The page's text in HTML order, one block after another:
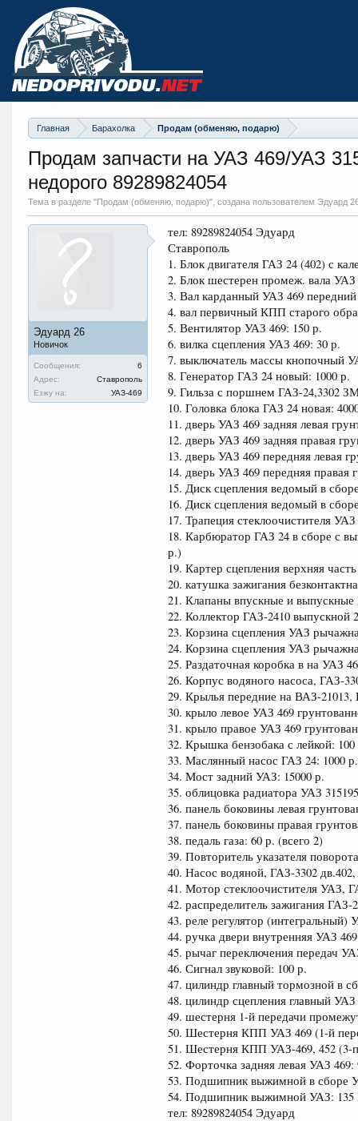
Главная Барахолка Продам (обменяю, подарю)
Продам запчасти на УАЗ 469/УАЗ
недорого 89289824054
Тема в разделе "Продам (обменяю, подарю)", создана пользователем Эдуард
Эдуард 26
Новичок
Сообщения:
6
Адрес:
Ставрополь
Езжу на:
УАЗ-469
тел: 89289824054 Эдуард
Ставрополь
1. Блок двигателя ГАЗ 24 (402) с
2. Блок шестерен промеж. вала УАЗ
3. Вал карданный УАЗ 469
4. вал первичный КПП старого
5. Вентилятор УАЗ 469: 150 р.
6. вилка сцепления УАЗ 469: 30 р.
7. выключатель массы кнопочный
8. Генератор ГАЗ 24 новый: 1000 р.
9. Гильза с поршнем ГАЗ-24,3302
10. Головка блока ГАЗ 24 новая:
11. дверь УАЗ 469 задняя левая
12. дверь УАЗ 469 задняя правая
13. дверь УАЗ 469 передняя левая
14. дверь УАЗ 469 передняя правая
15. Диск сцепления ведомый в
16. Диск сцепления ведомый в
17. Трапеция стеклоочистителя
18. Карбюратор ГАЗ 24 в сборе с
р.)
19. Картер сцепления верхняя
20. катушка зажигания
21. Клапаны впускные и
22. Коллектор ГАЗ-2410 выпускной
23. Корзина сцепления УАЗ
24. Корзина сцепления УАЗ
25. Раздаточная коробка в на УАЗ
26. Корпус водяного насоса, ГАЗ-
29. Крылья передние на ВАЗ-
30. крыло левое УАЗ 469
31. крыло правое УАЗ 469
32. Крышка бензобака с лейкой:
33. Маслянный насос ГАЗ 24: 1000 р.
34. Мост задний УАЗ: 15000 р.
35. облицовка радиатора УАЗ
36. панель боковины левая
37. панель боковины правая
38. педаль газа: 60 р. (всего 2)
39. Повторитель указателя
40. Насос водяной, ГАЗ-3302
41. Мотор стеклоочистителя УАЗ,
42. распределитель зажигания
43. реле регулятор
44. ручка двери внутренняя УАЗ
45. рычаг переключения передач
46. Сигнал звуковой: 100 р.
47. цилиндр главный тормозной в
48. цилиндр сцепления главный
49. шестерня 1-й передачи
50. Шестерня КПП УАЗ 469 (1-й
51. Шестерня КПП УАЗ-469, 452 (3-
52. Форточка задняя левая УАЗ 469:
53. Подшипник выжимной в сборе
54. Подшипник выжимной УАЗ: 135
тел: 89289824054 Эдуард